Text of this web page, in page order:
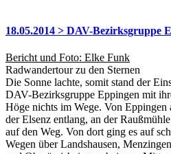
18.05.2014 > DAV-Bezirksgruppe
Bericht und Foto: Elke Funk
Radwandertour zu den Sternen
Die Sonne lachte, somit stand der
DAV-Bezirksgruppe Eppingen mit
Höge nichts im Wege. Von Eppingen
der Elsenz entlang, an der
auf den Weg. Von dort ging es auf
Wegen über Landshausen,